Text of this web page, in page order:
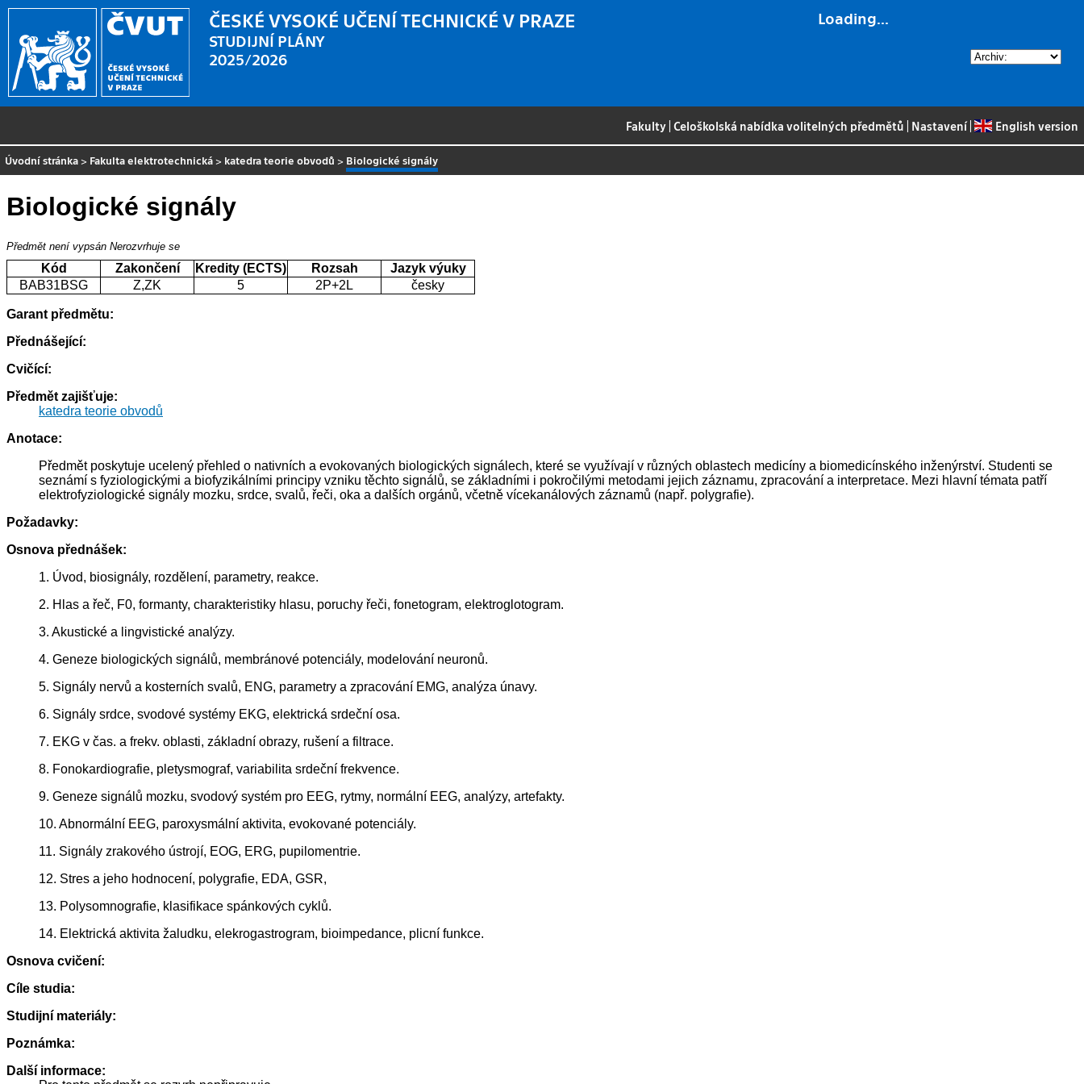
Loading...
ČESKÉ VYSOKÉ UČENÍ TECHNICKÉ V PRAZE
STUDIJNÍ PLÁNY
2025/2026
Fakulty |Celoškolská nabídka volitelných předmětů Nastavení| English version
Úvodní stránka > Fakulta elektrotechnická > katedra teorie obvodů > Biologické signály
Biologické signály
Předmět není vypsán Nerozvrhuje se
Kód Zakončení Kredity (ECTS) Rozsah
Jazyk výuky
BAB31BSG
Z,ZK 5 2P+2L česky
Garant předmětu:
Přednášející:
Cvičící:
Předmět zajišťuje:
katedra teorie obvodů
Anotace:
Předmět poskytuje ucelený přehled o nativních a evokovaných biologických signálech, které se využívají v různých oblastech medicíny a biomedicínského inženýrství. Studenti se
seznámí s fyziologickými a biofyzikálními principy vzniku těchto signálů, se základními i pokročilými metodami jejich záznamu, zpracování a interpretace. Mezi hlavní témata patří
elektrofyziologické signály mozku, srdce, svalů, řeči, oka a dalších orgánů, včetně vícekanálových záznamů (např. polygrafie).
Požadavky:
Osnova přednášek:
1. Úvod, biosignály, rozdělení, parametry, reakce.
2. Hlas a řeč, F0, formanty, charakteristiky hlasu, poruchy řeči, fonetogram, elektroglotogram.
3. Akustické a lingvistické analýzy.
4. Geneze biologických signálů, membránové potenciály, modelování neuronů.
5. Signály nervů a kosterních svalů, ENG, parametry a zpracování EMG, analýza únavy.
6. Signály srdce, svodové systémy EKG, elektrická srdeční osa.
7. EKG v čas. a frekv. oblasti, základní obrazy, rušení a filtrace.
8. Fonokardiografie, pletysmograf, variabilita srdeční frekvence.
9. Geneze signálů mozku, svodový systém pro EEG, rytmy, normální EEG, analýzy, artefakty.
10. Abnormální EEG, paroxysmální aktivita, evokované potenciály.
11. Signály zrakového ústrojí, EOG, ERG, pupilomentrie.
12. Stres a jeho hodnocení, polygrafie, EDA, GSR,
13. Polysomnografie, klasifikace spánkových cyklů.
14. Elektrická aktivita žaludku, elekrogastrogram, bioimpedance, plicní funkce.
Osnova cvičení:
Cíle studia:
Studijní materiály:
Poznámka:
Další informace: